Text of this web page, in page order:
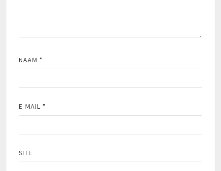
NAAM *
E-MAIL *
SITE